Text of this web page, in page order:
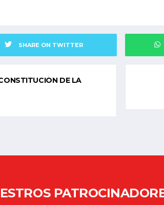
SHARE ON TWITTER
DE LA